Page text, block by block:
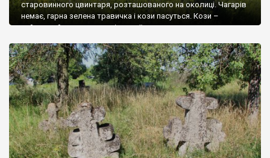
старовинного цвинтаря, розташованого на околиці. Чагарів
немає, гарна зелена травичка і кози пасуться. Кози –
найкращий регулятор шкідливої, для старих кладовищ,
бруньками, кози ті бруньки обгризають, бо то улюблений
делікатес. На цвинтарі у Голубечому ціла колекція
різноманітних форм хрестів. Село відносно невелике, […]